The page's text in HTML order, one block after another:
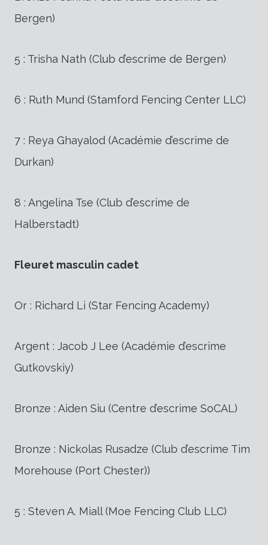
Bergen)
5 : Trisha Nath (Club d’escrime de Bergen)
6 : Ruth Mund (Stamford Fencing Center LLC)
7 : Reya Ghayalod (Académie d’escrime de
Durkan)
8 : Angelina Tse (Club d’escrime de
Halberstadt)
Fleuret masculin cadet
Or : Richard Li (Star Fencing Academy)
Argent : Jacob J Lee (Académie d’escrime
Gutkovskiy)
Bronze : Aiden Siu (Centre d’escrime SoCAL)
Bronze : Nickolas Rusadze (Club d’escrime Tim
Morehouse (Port Chester))
5 : Steven A. Miall (Moe Fencing Club LLC)